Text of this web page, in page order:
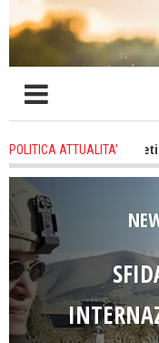
POLITICA ATTUALITA'
e decreti
atrocità a Gaza non